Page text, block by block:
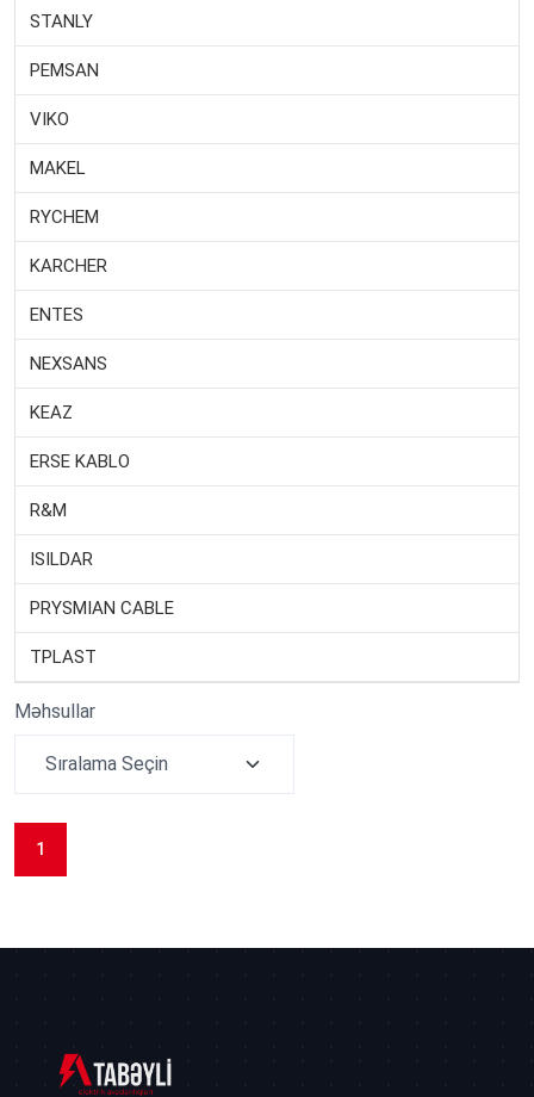
STANLY
PEMSAN
VIKO
MAKEL
RYCHEM
KARCHER
ENTES
NEXSANS
KEAZ
ERSE KABLO
R&M
ISILDAR
PRYSMIAN CABLE
TPLAST
Məhsullar
1